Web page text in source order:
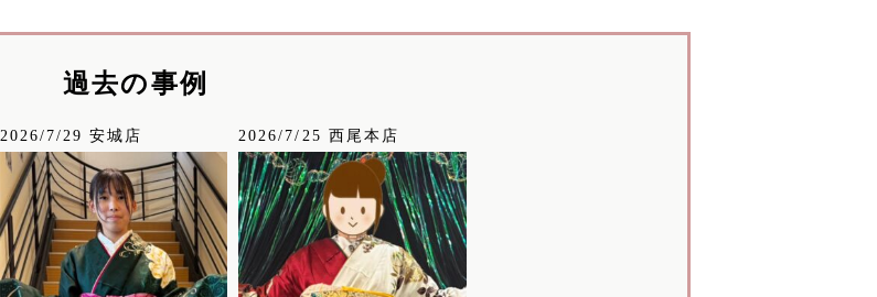
過去の事例
2026/7/29 安城店 2026/7/25 西尾本店